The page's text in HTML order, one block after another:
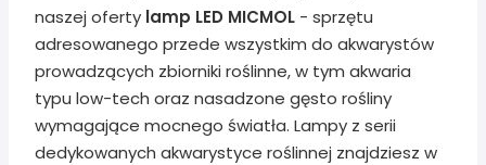
naszej oferty lamp LED MICMOL - sprzętu
adresowanego przede wszystkim do akwarystów
prowadzących zbiorniki roślinne, w tym akwaria
typu low-tech oraz nasadzone gęsto rośliny
wymagające mocnego światła. Lampy z serii
dedykowanych akwarystyce roślinnej znajdziesz w